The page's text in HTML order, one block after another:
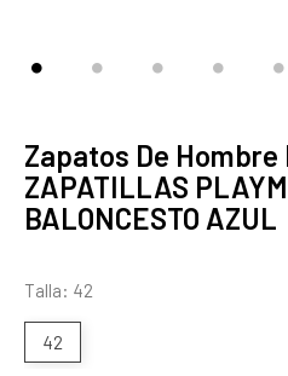
Zapatos De Hombre
ZAPATILLAS
BALONCESTO AZUL
Talla: 42
42